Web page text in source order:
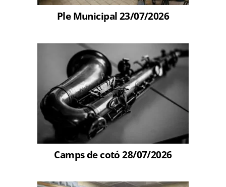
Ple Municipal 23/07/2026
Camps de cotó 28/07/2026